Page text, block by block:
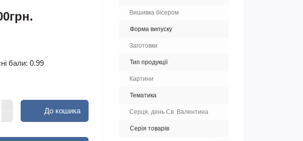
бали: 0.99
До кошика
Вишивка бісером
Форма випуску
Заготовки
Тип продукції
Картини
Тематика
Серця, день Св. Валентина
Серія товарів